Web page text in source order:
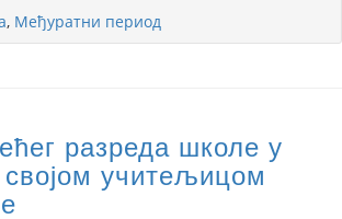
, Међуратни период
разреда школе у
учитељицом